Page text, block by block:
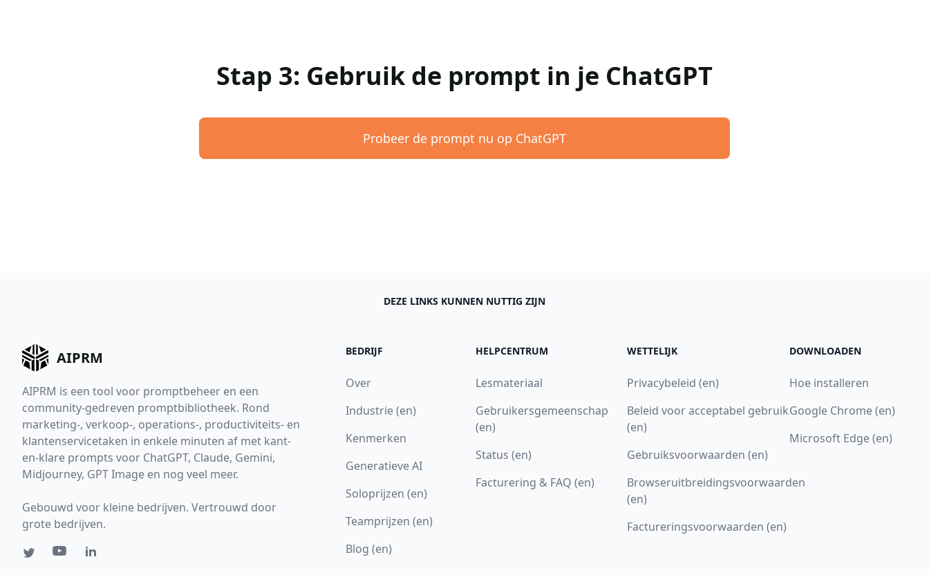
Stap 3: Gebruik de prompt in je ChatGPT
Probeer de prompt nu op ChatGPT
DEZE LINKS KUNNEN NUTTIG ZIJN
AIPRM
AIPRM is een tool voor promptbeheer en een
community-gedreven promptbibliotheek. Rond
marketing-, verkoop-, operations-, productiviteits- en
klantenservicetaken in enkele minuten af met kant-
en-klare prompts voor ChatGPT, Claude, Gemini,
Midjourney, GPT Image en nog veel meer.
Gebouwd voor kleine bedrijven. Vertrouwd door
grote bedrijven.
BEDRIJF
Over
Industrie (en)
Kenmerken
Generatieve AI
Soloprijzen (en)
Teamprijzen (en)
Blog (en)
HELPCENTRUM
Lesmateriaal
Gebruikersgemeenschap
(en)
Status (en)
Facturering & FAQ (en)
WETTELIJK
Privacybeleid (en)
Beleid voor acceptabel gebruik
(en)
Gebruiksvoorwaarden (en)
Browseruitbreidingsvoorwaarden
(en)
Factureringsvoorwaarden (en)
DOWNLOADEN
Hoe installeren
Google Chrome (en)
Microsoft Edge (en)